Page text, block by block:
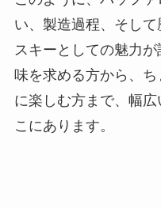
い、製造過程、そし
スキーとしての魅力
味を求める方から、
に楽しむ方まで、幅
こにあります。